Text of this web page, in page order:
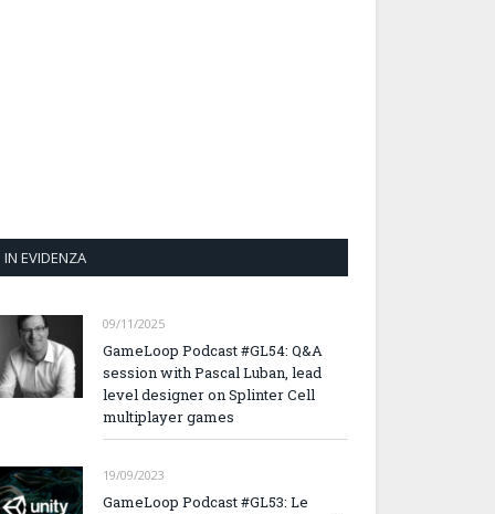
IN EVIDENZA
09/11/2025
GameLoop Podcast #GL54: Q&A
session with Pascal Luban, lead
level designer on Splinter Cell
multiplayer games
19/09/2023
GameLoop Podcast #GL53: Le